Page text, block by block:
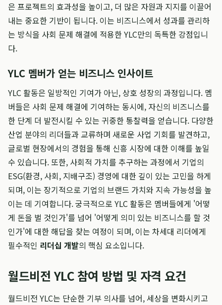
은 프로젝트의 효과성을 높이고, 더 많은 자원과 지지를 이끌어
내는 중요한 기반이 됩니다. 이는 비즈니스에서 성과를 관리하
는 방식을 사회 문제 해결에 적용한 YLC만의 독특한 강점입니
다.
YLC 멤버가 얻는 비즈니스 인사이트
YLC 활동은 일방적인 기여가 아닌, 상호 성장의 과정입니다. 멤
버들은 사회 문제 해결에 기여하는 동시에, 자신의 비즈니스를
한 단계 더 발전시킬 수 있는 귀중한 통찰력을 얻습니다. 다양한
산업 분야의 리더들과 교류하며 새로운 사업 기회를 발견하고,
글로벌 현장에서의 경험을 통해 신흥 시장에 대한 이해를 높일
수 있습니다. 또한, 사회적 가치를 추구하는 과정에서 기업의
ESG(환경, 사회, 지배구조) 경영에 대한 깊이 있는 고민을 하게
되며, 이는 장기적으로 기업의 브랜드 가치와 지속 가능성을 높
이는 데 기여합니다. 궁극적으로 YLC 활동은 멤버들에게 '어떻
게 돈을 벌 것인가'를 넘어 '어떻게 의미 있는 비즈니스를 할 것
인가'에 대한 해답을 찾는 여정이 되며, 이는 차세대 리더에게
필수적인 리더십 개발의 핵심 요소입니다.
월드비전 YLC 참여 방법 및 자격 요건
월드비전 YLC는 단순한 기부 의사를 넘어, 세상을 변화시키고